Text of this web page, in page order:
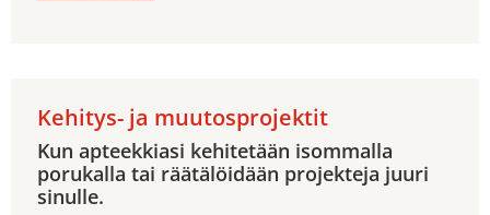
Kehitys- ja muutosprojektit
Kun apteekkiasi kehitetään isommalla
porukalla tai räätälöidään projekteja juuri
sinulle.